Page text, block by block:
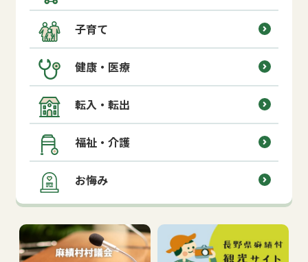
子育て
健康・医療
転入・転出
福祉・介護
お悔み